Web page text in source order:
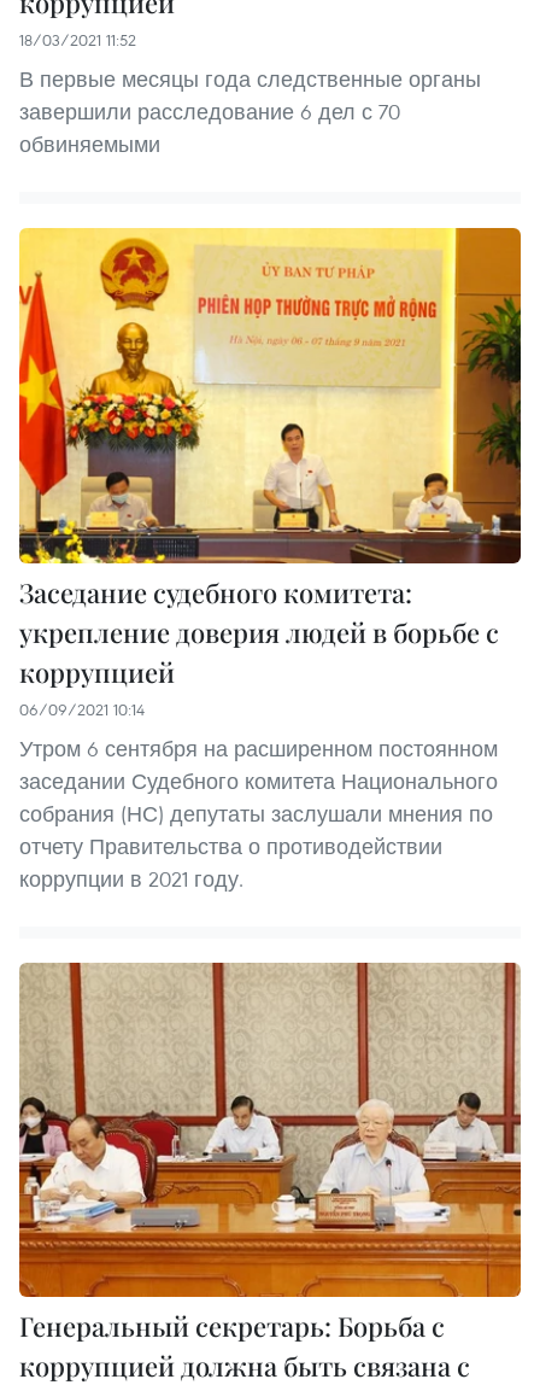
18/03/2021 11:52
В первые месяцы года следственные органы
завершили расследование 6 дел с 70
обвиняемыми
Заседание судебного комитета:
укрепление доверия людей в борьбе с
коррупцией
06/09/2021 10:14
Утром 6 сентября на расширенном постоянном
заседании Судебного комитета Национального
собрания (НС) депутаты заслушали мнения по
отчету Правительства о противодействии
коррупции в 2021 году.
Генеральный секретарь: Борьба с
коррупцией должна быть связана с